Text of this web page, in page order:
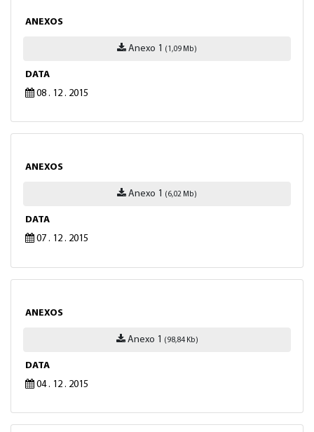
ANEXOS
Anexo 1 (1,09 Mb)
DATA
08 . 12 . 2015
ANEXOS
Anexo 1 (6,02 Mb)
DATA
07 . 12 . 2015
ANEXOS
Anexo 1 (98,84 Kb)
DATA
04 . 12 . 2015